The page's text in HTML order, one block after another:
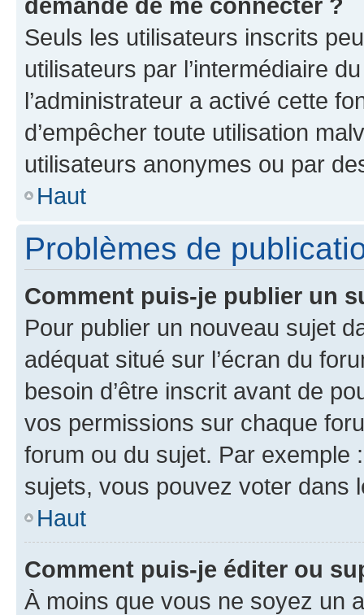
Seuls les utilisateurs inscrits
utilisateurs par l’intermédiaire
l’administrateur a activé cette
d’empêcher toute utilisation
utilisateurs anonymes ou par
Haut
Problèmes de
Comment puis-je publier un
Pour publier un nouveau sujet
adéquat situé sur l’écran du
besoin d’être inscrit avant de
vos permissions sur chaque
forum ou du sujet. Par exemple
sujets, vous pouvez voter dans
Haut
Comment puis-je éditer ou
À moins que vous ne soyez un